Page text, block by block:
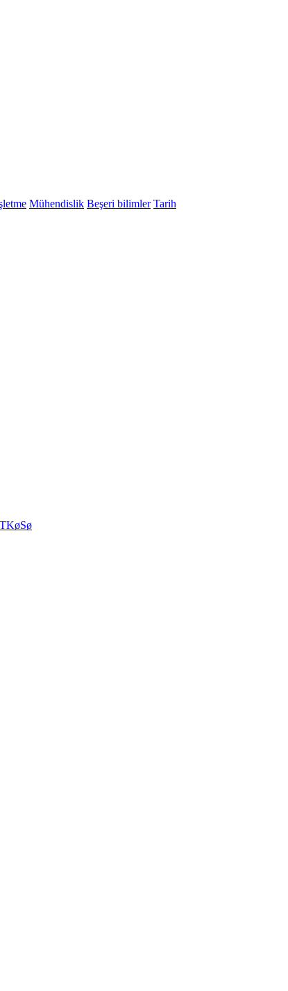
Mühendislik Beşeri bilimler Tarih